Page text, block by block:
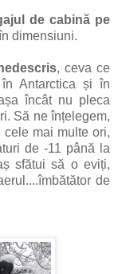
de cabină pe
dimensiuni.
, ceva ce
Antarctica și în
încât nu pleca
Să ne înțelegem,
mai multe ori,
de -11 până la
sfătui să o eviți,
de